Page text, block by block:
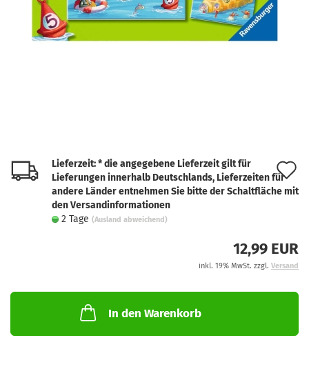
Lieferzeit: * die angegebene Lieferzeit gilt für
Lieferungen innerhalb Deutschlands, Lieferzeiten für
andere Länder entnehmen Sie bitte der Schaltfläche mit
den Versandinformationen
2 Tage (Ausland abweichend)
12,99 EUR
inkl. 19% MwSt. zzgl. Versand
In den Warenkorb